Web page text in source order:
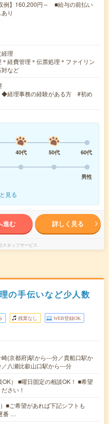
】160,200円～ ■給与の前払い
り
理
経費管理＊伝票処理＊ファイリン
など
経理事務の経験がある方 #初め
40代 50代
60代
男性
見る
進む 詳しく見る
スタッフサービス
の手伝いなど少人数
残業なし WEB登録OK
(京都府)駅から---分／貴船口駅か
八瀬比叡山口駅から---分
） ■曜日固定の相談OK！ ■希望
さい！
■ご希望があれば下記シフトも
番 …